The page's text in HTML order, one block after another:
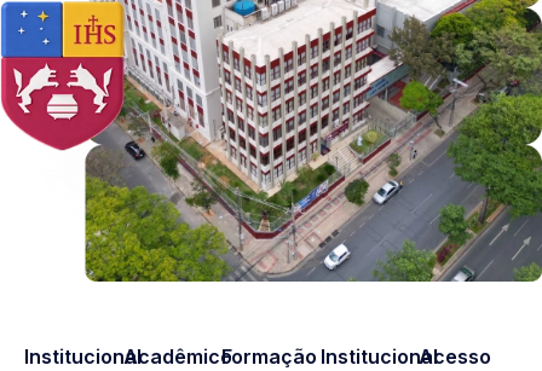
InstitucionalAcadêmicoFormação InstitucionalAcesso